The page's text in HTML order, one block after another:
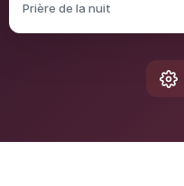
Prière de la nuit